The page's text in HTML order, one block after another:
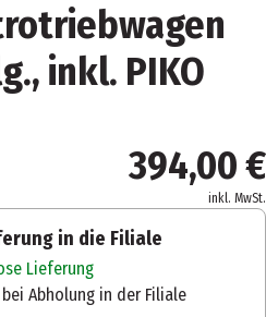
inkl. PIKO
394,00 €
inkl. MwSt.
in die Filiale
Lieferung
Abholung in der Filiale